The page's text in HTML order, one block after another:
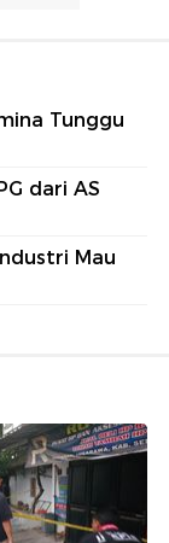
Tunggu
dari AS
Mau